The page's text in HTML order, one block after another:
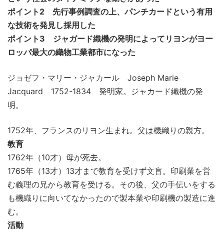
ポイント2 先行事例調査の上、パンチカードという有用
な技術を発見し採用した
ポイント3 ジャガード織機の発明によってリヨンがヨー
ロッパ最大の織物工業都市になった
ジョゼフ・マリー・ジャカール Joseph Marie
Jacquard 1752-1834 発明家。ジャカード織機の発
明。
1752年、フランスのリヨン生まれ。父は機織りの親方。
教育
1762年（10才）母が死去。
1765年（13才）13才まで教育を受けず文盲。印刷業を営
む義理の兄から教育を受ける。その後、父の手伝いをする
も機織りに向いてなかったので製本業や印刷機の製造に進
む。
活動